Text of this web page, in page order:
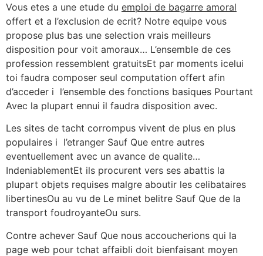
Vous etes a une etude du emploi de bagarre amoral
offert et a l’exclusion de ecrit? Notre equipe vous
propose plus bas une selection vrais meilleurs
disposition pour voit amoraux… L’ensemble de ces
profession ressemblent gratuitsEt par moments icelui
toi faudra composer seul computation offert afin
d’acceder i l’ensemble des fonctions basiques Pourtant
Avec la plupart ennui il faudra disposition avec.
Les sites de tacht corrompus vivent de plus en plus
populaires i l’etranger Sauf Que entre autres
eventuellement avec un avance de qualite…
IndeniablementEt ils procurent vers ses abattis la
plupart objets requises malgre aboutir les celibataires
libertinesOu au vu de Le minet belitre Sauf Que de la
transport foudroyanteOu surs.
Contre achever Sauf Que nous accoucherions qui la
page web pour tchat affaibli doit bienfaisant moyen